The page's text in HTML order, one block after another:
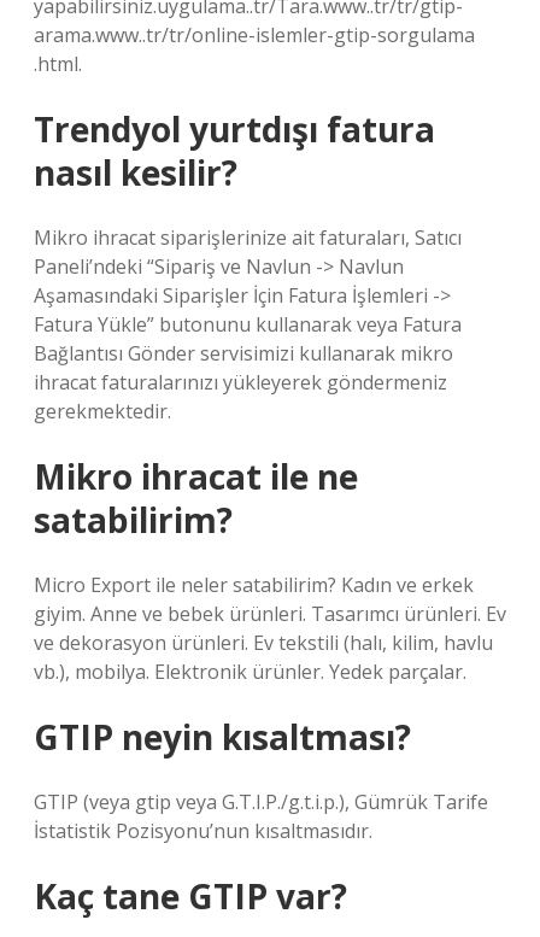
yapabilirsiniz.uygulama..tr/Tara.www..tr/tr/gtip-
arama.www..tr/tr/online-islemler-gtip-sorgulama
.html.
Trendyol yurtdışı fatura
nasıl kesilir?
Mikro ihracat siparişlerinize ait faturaları, Satıcı
Paneli’ndeki “Sipariş ve Navlun -> Navlun
Aşamasındaki Siparişler İçin Fatura İşlemleri ->
Fatura Yükle” butonunu kullanarak veya Fatura
Bağlantısı Gönder servisimizi kullanarak mikro
ihracat faturalarınızı yükleyerek göndermeniz
gerekmektedir.
Mikro ihracat ile ne
satabilirim?
Micro Export ile neler satabilirim? Kadın ve erkek
giyim. Anne ve bebek ürünleri. Tasarımcı ürünleri. Ev
ve dekorasyon ürünleri. Ev tekstili (halı, kilim, havlu
vb.), mobilya. Elektronik ürünler. Yedek parçalar.
GTIP neyin kısaltması?
GTIP (veya gtip veya G.T.I.P./g.t.i.p.), Gümrük Tarife
İstatistik Pozisyonu’nun kısaltmasıdır.
Kaç tane GTIP var?